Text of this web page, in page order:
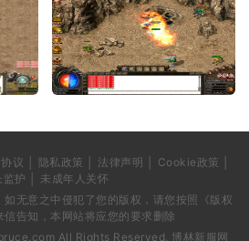
议 │ 隐私政策 │ 法律声明 │ Cookie政策 │
监护 │ 未成年人关怀
无意之中侵犯了您的版权，请您按照《版权
信告知，本网站将应您的要求删除
All Rights Reserved. 博林新服网